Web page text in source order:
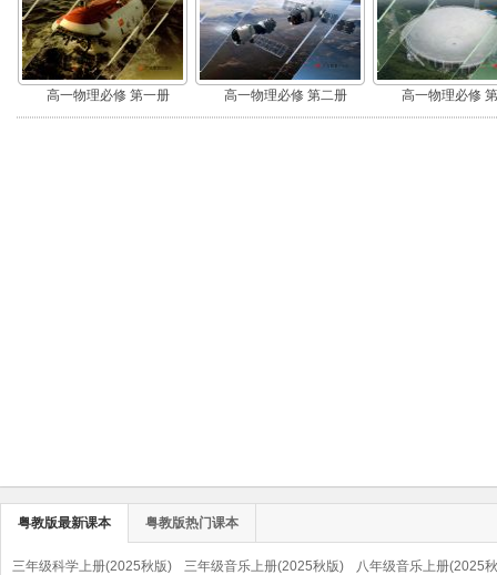
高一物理必修 第一册 高一物理必修 第二册 高一物理必修
粤教版最新课本 粤教版热门课本
三年级科学上册(2025秋版)
三年级音乐上册(2025秋版)
八年级音乐上册(2025